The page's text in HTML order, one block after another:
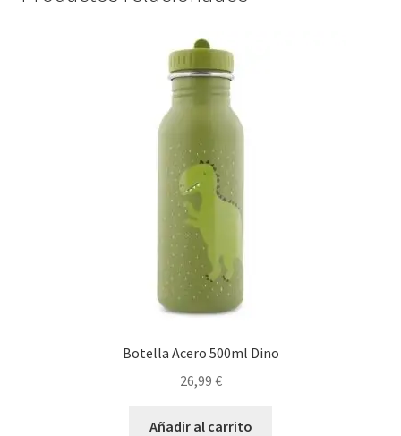
Botella Acero 500ml Dino
26,99 €
Añadir al carrito